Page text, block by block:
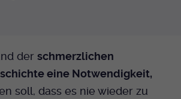
der schmerzlichen
eine Notwendigkeit,
soll, dass es nie wieder zu